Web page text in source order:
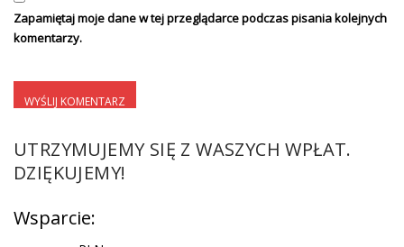
Zapamiętaj moje dane w tej przeglądarce podczas pisania kolejnych
komentarzy.
UTRZYMUJEMY SIĘ Z WASZYCH WPŁAT.
DZIĘKUJEMY!
Wsparcie: